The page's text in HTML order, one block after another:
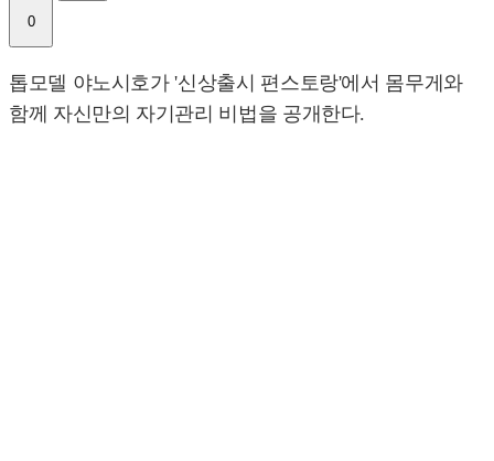
0
톱모델 야노시호가 '신상출시 편스토랑'에서 몸무게와
함께 자신만의 자기관리 비법을 공개한다.